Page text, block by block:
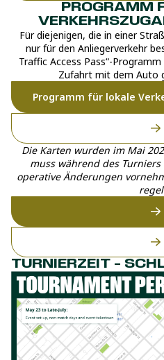
PROGRAMM
Für diejenigen, die in einer
nur für den Anliegerverkehr
Traffic Access Pass“-
Zufahrt mit dem Auto
Programm für lokale
Die Karten wurden im Mai
muss während des
operative Änderungen
TURNIERZEIT –